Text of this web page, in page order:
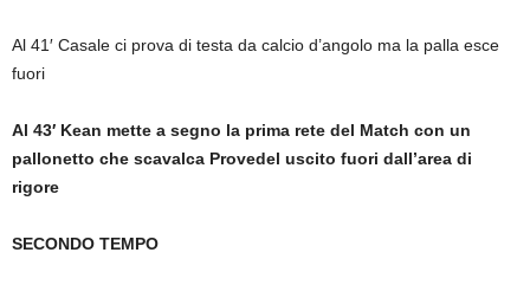
Al 41′ Casale ci prova di testa da calcio d’angolo ma la palla esce
fuori
Al 43′ Kean mette a segno la prima rete del Match con un
pallonetto che scavalca Provedel uscito fuori dall’area di
rigore
SECONDO TEMPO